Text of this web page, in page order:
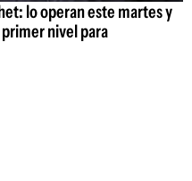
lo operan este martes y
nivel para